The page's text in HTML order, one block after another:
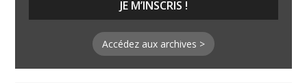
Accédez aux archives >